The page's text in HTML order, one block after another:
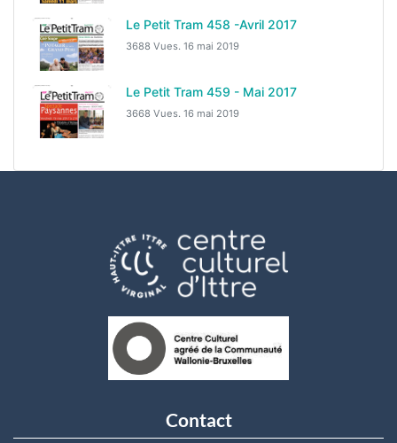
Le Petit Tram 458 -Avril 2017
3688 Vues. 16 mai 2019
Le Petit Tram 459 - Mai 2017
3668 Vues. 16 mai 2019
Contact